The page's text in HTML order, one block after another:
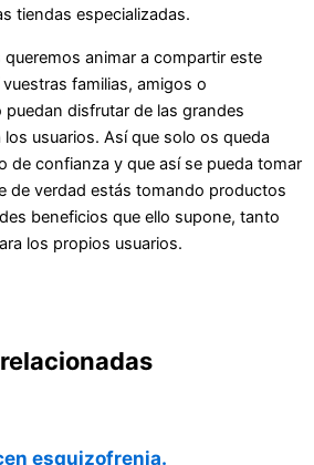
tiendas especializadas.
animar a compartir este
familias, amigos o
disfrutar de las grandes
usuarios. Así que solo os queda
de confianza y que así se pueda tomar
de verdad estás tomando productos
beneficios que ello supone, tanto
los propios usuarios.
esquizofrenia.